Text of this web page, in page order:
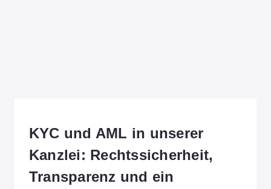
KYC und AML in unserer
Kanzlei: Rechtssicherheit,
Transparenz und ein